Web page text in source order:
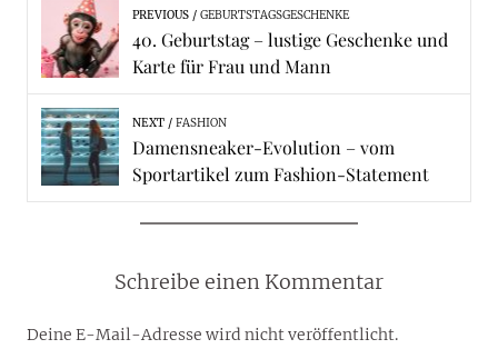
PREVIOUS GEBURTSTAGSGESCHENKE
40. Geburtstag – lustige Geschenke und
Karte für Frau und Mann
NEXT FASHION
Damensneaker-Evolution – vom
Sportartikel zum Fashion-Statement
Schreibe einen Kommentar
Deine E-Mail-Adresse wird nicht veröffentlicht.